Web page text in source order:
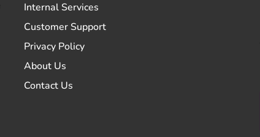
Internal Services
Customer Support
Privacy Policy
About Us
Contact Us